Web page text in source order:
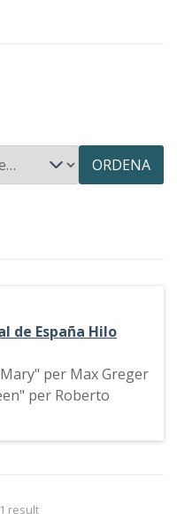
ORDENA
de España Hilo
per Max Greger
per Roberto
result